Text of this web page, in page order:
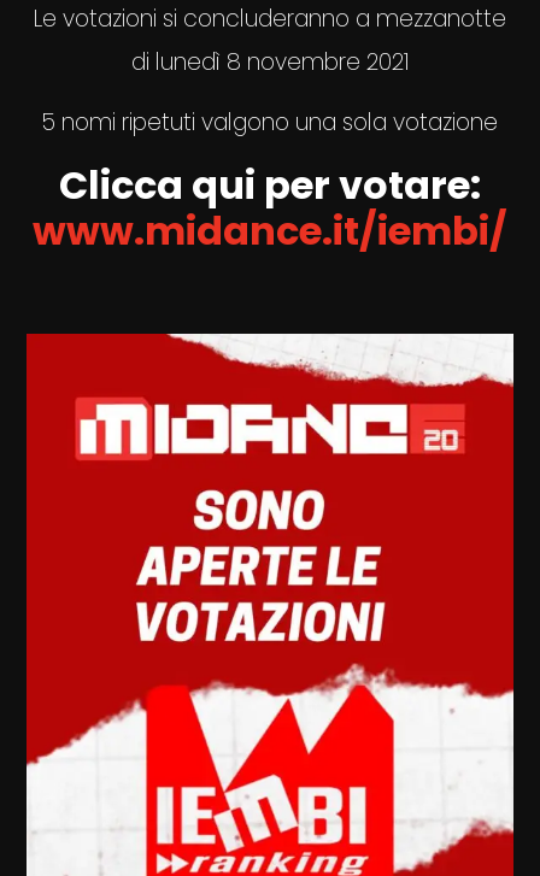
Le votazioni si concluderanno a mezzanotte
di lunedì 8 novembre 2021
5 nomi ripetuti valgono una sola votazione
Clicca qui per votare:
www.midance.it/iembi/